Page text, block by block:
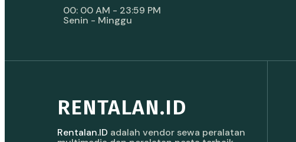
00: 00 AM - 23:59 PM
Senin - Minggu
RENTALAN.ID
Rentalan.ID adalah vendor sewa peralatan